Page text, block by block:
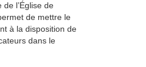
l’Église de
de mettre le
à la disposition de
dans le